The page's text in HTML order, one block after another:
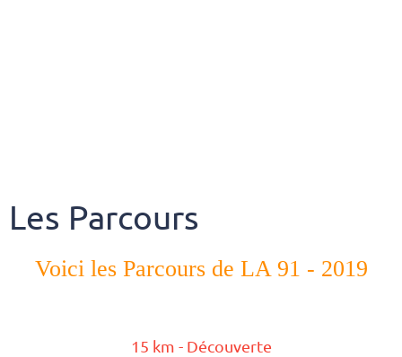
Les Parcours
Voici les Parcours de LA 91 - 2019
15 km - Découverte